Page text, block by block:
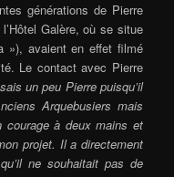
générations de Pierre
Galère, où se situe
»), avaient en effet filmé
Le contact avec Pierre
un peu Pierre puisqu’il
Arquebusiers mais
courage à deux mains et
projet. Il a directement
ne souhaitait pas de